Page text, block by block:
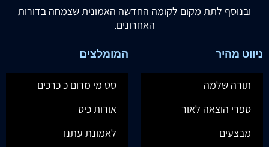
ובנוסף לתת מקום לקומה החדשה האמונית שצמחה בדורות
האחרונים.
ניווט מהיר
תורה שלמה
ספרי הוצאה לאור
מבצעים
המומלצים
סט מי מרום כ כרכים
אורות כיס
לאמונת עתנו